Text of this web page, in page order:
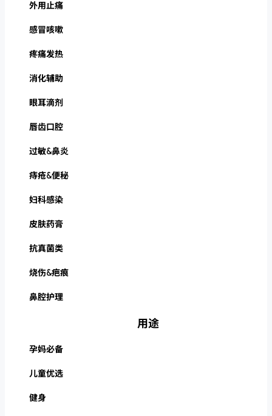
外用止痛
感冒咳嗽
疼痛发热
消化辅助
眼耳滴剂
唇齿口腔
过敏&鼻炎
痔疮&便秘
妇科感染
皮肤药膏
抗真菌类
烧伤&疤痕
鼻腔护理
用途
孕妈必备
儿童优选
健身